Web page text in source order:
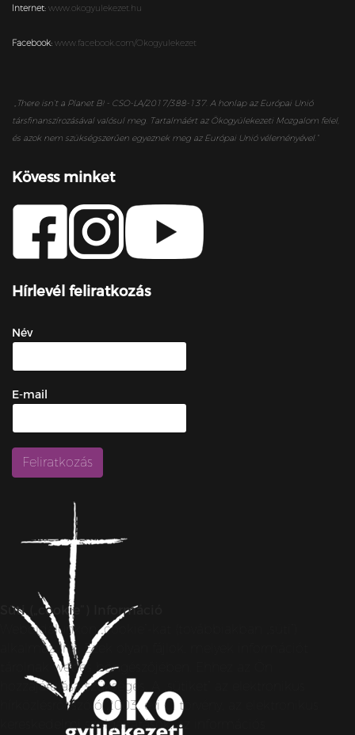
Internet: www.okogyulekezet.hu
Facebook: www.facebook.com/Okogyulekezet
„ There isn’t a Planet B! - CSO-LA/2017/388-137. A honlap az Európai Unió
társfinanszírozásával valósul meg. Tartalmáért az Ökogyülekezeti Mozgalom felel,
és azok nem szükségszerűen egyeznek meg az Európai Unió véleményével.”
Kövess minket
Hírlevél feliratkozás
Név
E-mail
Süti („cookie”) Információ
Weboldalunkon „cookie”-kat (továbbiakban „süti”)
alkalmazunk. Ezek olyan fájlok, melyek információt
tárolnak webes böngészőjében. Ehhez az Ön
hozzájárulása szükséges. A „sütiket” az elektronikus
hírközlésről szóló 2003. évi C. törvény, az elektronikus
kereskedelmi szolgáltatások, az információs